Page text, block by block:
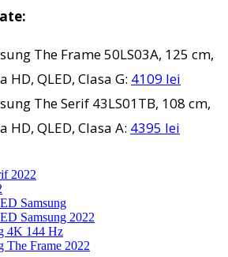
The Frame 50LS03A, 125 cm,
HD, QLED, Clasa G: 4109 lei
The Serif 43LS01TB, 108 cm,
HD, QLED, Clasa A: 4395 lei
2022
Samsung
Samsung 2022
4K 144 Hz
The Frame 2022